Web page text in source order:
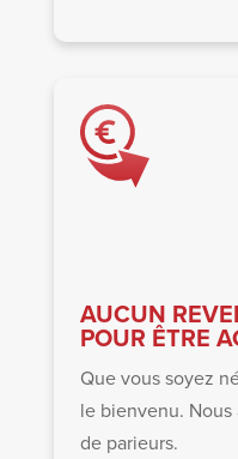
AUCUN
POUR ÊTRE
Que vous soyez
le bienvenu.
de parieurs.